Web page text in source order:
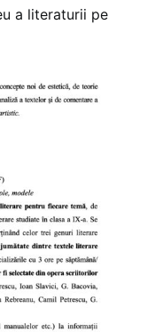
a literaturii pe